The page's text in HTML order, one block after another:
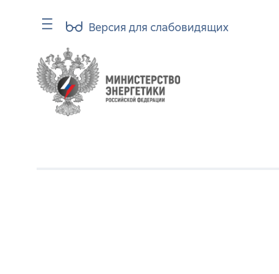
Версия для слабовидящих